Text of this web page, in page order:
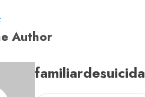
Author
familiardesuicida